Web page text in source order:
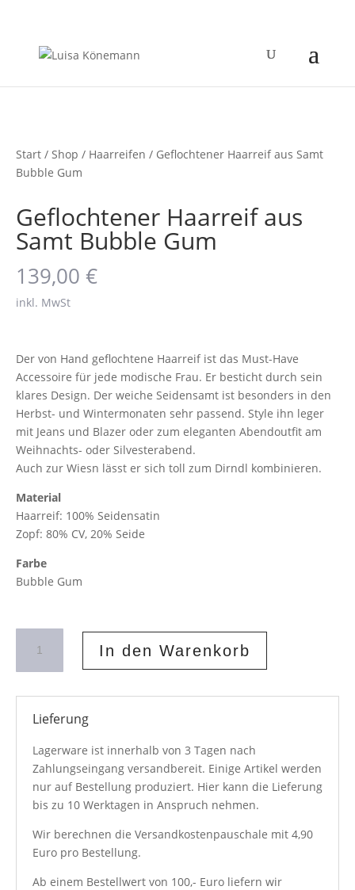
Start / Shop / Haarreifen / Geflochtener Haarreif aus Samt
Bubble Gum
Geflochtener Haarreif aus
Samt Bubble Gum
139,00 €
inkl. MwSt
Der von Hand geflochtene Haarreif ist das Must-Have
Accessoire für jede modische Frau. Er besticht durch sein
klares Design. Der weiche Seidensamt ist besonders in den
Herbst- und Wintermonaten sehr passend. Style ihn leger
mit Jeans und Blazer oder zum eleganten Abendoutfit am
Weihnachts- oder Silvesterabend.
Auch zur Wiesn lässt er sich toll zum Dirndl kombinieren.
Material
Haarreif: 100% Seidensatin
Zopf: 80% CV, 20% Seide
Farbe
Bubble Gum
Haarreif
aus
Gum
Menge
In den Warenkorb
Lieferung
Lagerware ist innerhalb von 3 Tagen nach
Zahlungseingang versandbereit. Einige Artikel werden
nur auf Bestellung produziert. Hier kann die Lieferung
bis zu 10 Werktagen in Anspruch nehmen.
Wir berechnen die Versandkostenpauschale mit 4,90
Euro pro Bestellung.
Ab einem Bestellwert von 100,- Euro liefern wir